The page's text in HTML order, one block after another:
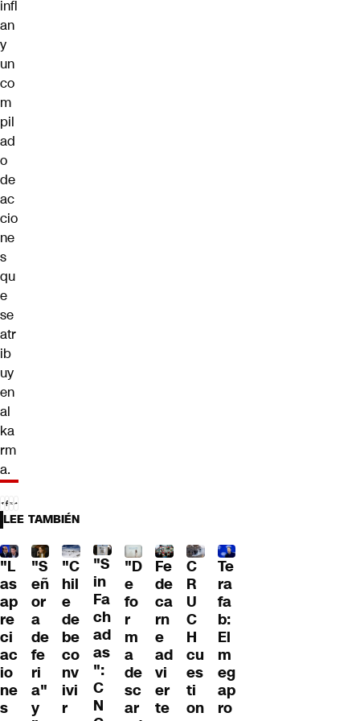
infl
an
y
un
co
m
pil
ad
o
de
ac
cio
ne
s
qu
e
se
atr
ib
uy
en
al
ka
rm
a.
LEE TAMBIÉN
"L
as
ap
re
ci
ac
io
ne
s
"S
eñ
or
a
de
fe
ri
a"
y
"C
hil
e
de
be
co
nv
ivi
r
"S
in
Fa
ch
ad
as
":
C
N
"D
e
fo
r
m
a
de
sc
ar
Fe
de
ca
rn
e
ad
vi
er
te
C
R
U
C
H
cu
es
ti
on
Te
ra
fa
b:
El
m
eg
ap
ro